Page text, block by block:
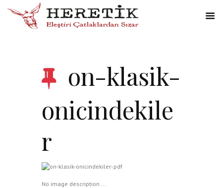
on-klasik-
onicindekile
r
No image description ...